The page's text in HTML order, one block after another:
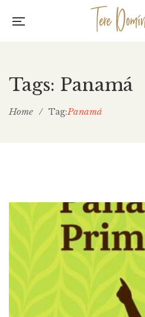
Tags: Panamá
Home / Tag:Panamá